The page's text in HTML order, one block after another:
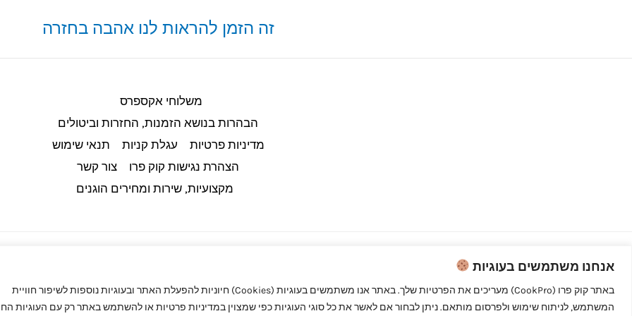
אנחנו משתמשים בעוגיות
באתר קוק פרו (CookPro) מעריכים את הפרטיות שלך. באתר אנו משתמשים בעוגיות (Cookies) חיוניות להפעלת האתר ובעוגיות נוספות לשיפור חוויית
המשתמש, לניתוח שימוש ולפרסום מותאם. ניתן לבחור אם לאשר את כל סוגי העוגיות כפי שמצוין במדיניות פרטיות או להשתמש באתר רק עם העוגיות
זה הזמן להראות לנו אהבה בחזרה
משלוחי אקספרס
הבהרות בנושא הזמנות, החזרות וביטולים​
מדיניות פרטיות
עגלת קניות
תנאי שימוש
הצהרת נגישות קוק פרו
צור קשר
מקצועיות, שירות ומחירים הוגנים
מקצוענים